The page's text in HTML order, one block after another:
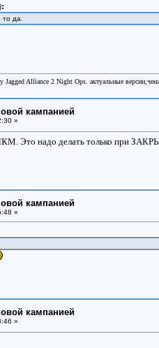
:
да.
Jagged Alliance 2 Night Ops. актуальные
кампанией
»
Это надо делать только при
кампанией
»
кампанией
»